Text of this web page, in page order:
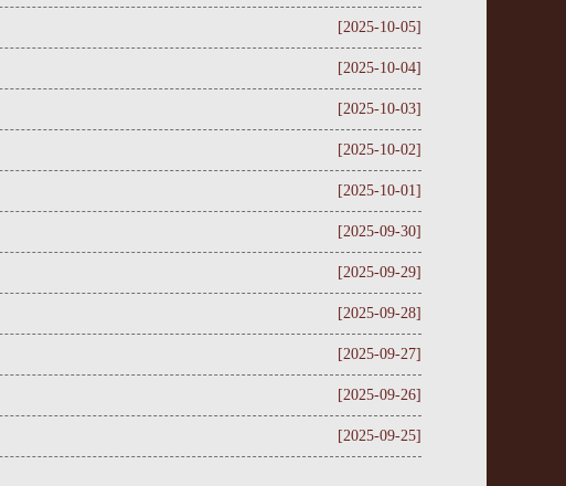
[2025-10-05]
[2025-10-04]
[2025-10-03]
[2025-10-02]
[2025-10-01]
[2025-09-30]
[2025-09-29]
[2025-09-28]
[2025-09-27]
[2025-09-26]
[2025-09-25]